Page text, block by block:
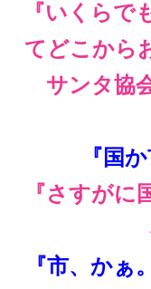
『いくらで
てどこから
サンタ協
『国
『さすがに
『市、かぁ